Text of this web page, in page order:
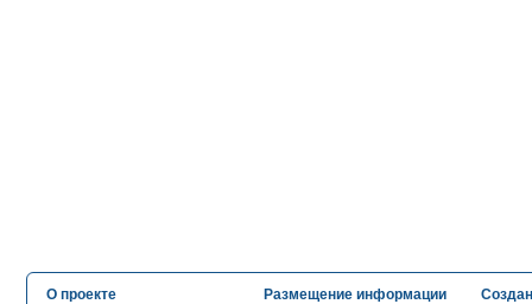
О проекте
Размещение информации